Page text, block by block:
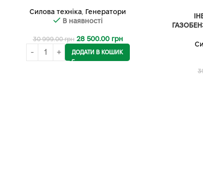
Силова техніка, Генератори
В наявності
30 999.00грн 28 500.00 грн
ДОДАТИ В КОШИК